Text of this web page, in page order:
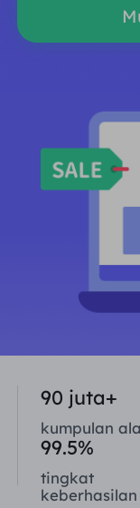
Agen
Agen
Agen
MITRA
Mitra
ALAT GRATIS
Daftar
Inggris
Brazil
Mempelajari
INTEGRASI
Indonesia
中文
Việt Nam
Indonesia
Русский
हिंदी
Menikmati
Masuk
90 juta+
kumpulan
99.5%
tingkat
keberhasilan